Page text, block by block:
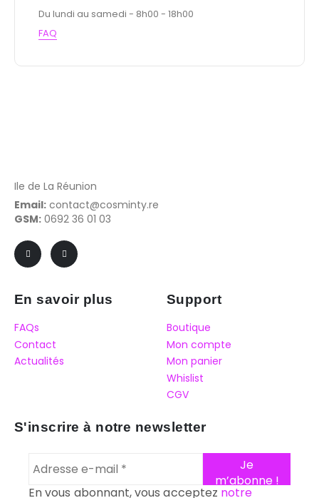
Du lundi au samedi - 8h00 - 18h00
FAQ
Ile de La Réunion
Email: contact@cosminty.re
GSM: 0692 36 01 03
En savoir plus
FAQs
Contact
Actualités
Support
Boutique
Mon compte
Mon panier
Whislist
CGV
S'inscrire à notre newsletter
En vous abonnant, vous acceptez notre